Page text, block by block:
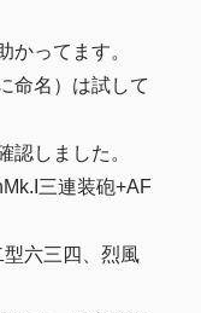
かってます。
命名）は試して
認しました。
三連装砲+AF
六三四、烈風